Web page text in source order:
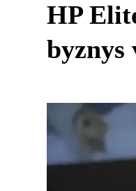
HP
byznys